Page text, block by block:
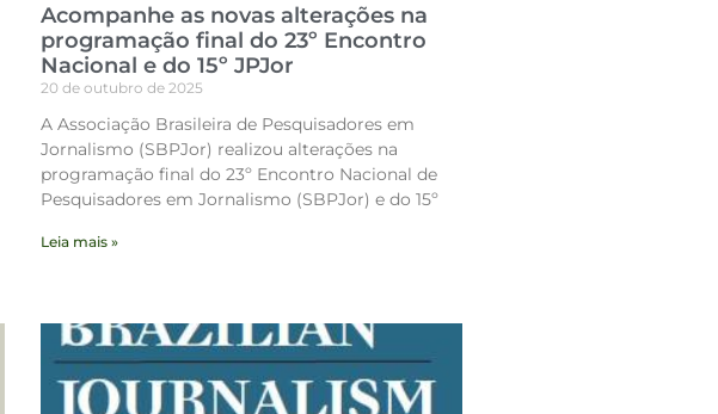
Acompanhe as novas alterações na
programação final do 23º Encontro
Nacional e do 15º JPJor
20 de outubro de 2025
A Associação Brasileira de Pesquisadores em
Jornalismo (SBPJor) realizou alterações na
programação final do 23º Encontro Nacional de
Pesquisadores em Jornalismo (SBPJor) e do 15º
Leia mais »